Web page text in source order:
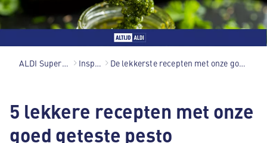
ALDI Supermarkten Inspiratie De lekkerste recepten met onze goed geteste pesto
5 lekkere recepten met onze
goed geteste pesto